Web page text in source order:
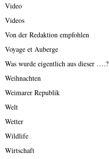
Video
Videos
Von der Redaktion empfohlen
Voyage et Auberge
Was wurde eigentlich aus dieser ….?
Weihnachten
Weimarer Republik
Welt
Wetter
Wildlife
Wirtschaft